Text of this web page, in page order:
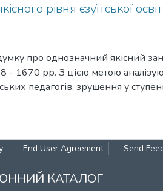
рівня єзуїтської
про однозначний якісний
- 1670 рр. З цією метою
педагогів, зрушення у
за кордоном, обсяг і структура
End User Agreement Send
КАТАЛОГ